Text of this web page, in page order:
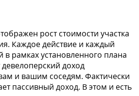
рост стоимости участка
Каждое действие и каждый
в рамках установленного плана
доход
и вашим соседям. Фактически
пассивный доход. В этом и есть